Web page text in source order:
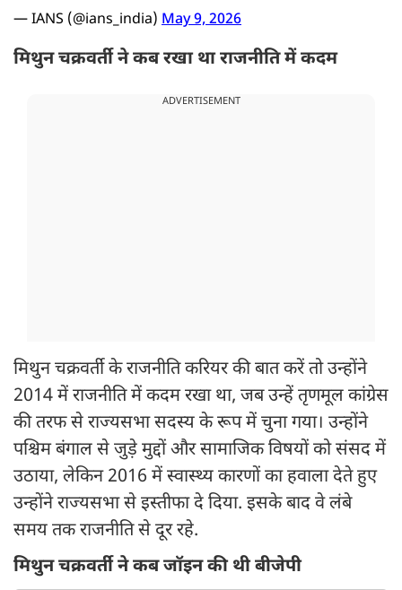
— IANS (@ians_india) May 9, 2026
मिथुन चक्रवर्ती ने कब रखा था राजनीति में कदम
ADVERTISEMENT
मिथुन चक्रवर्ती के राजनीति करियर की बात करें तो उन्होंने
2014 में राजनीति में कदम रखा था, जब उन्हें तृणमूल कांग्रेस
की तरफ से राज्यसभा सदस्य के रूप में चुना गया। उन्होंने
पश्चिम बंगाल से जुड़े मुद्दों और सामाजिक विषयों को संसद में
उठाया, लेकिन 2016 में स्वास्थ्य कारणों का हवाला देते हुए
उन्होंने राज्यसभा से इस्तीफा दे दिया. इसके बाद वे लंबे
समय तक राजनीति से दूर रहे.
मिथुन चक्रवर्ती ने कब जॉइन की थी बीजेपी